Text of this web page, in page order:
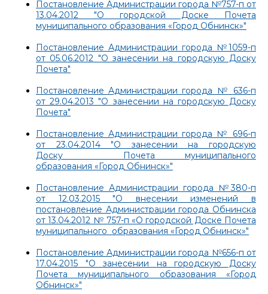
Постановление Администрации города №757-п от
13.04.2012 "О городской Доске Почета
муниципального образования «Город Обнинск»"
Постановление Администрации города №1059-п
от 05.06.2012 "О занесении на городскую Доску
Почета"
Постановление Администрации города № 636-п
от 29.04.2013 "О занесении на городскую Доску
Почета"
Постановление Администрации города № 696-п
от 23.04.2014 "О занесении на городскую
Доску Почета муниципального
образования «Город Обнинск»"
Постановление Администрации города №380-п
от 12.03.2015 "О внесении изменений в
постановление Администрации города Обнинска
от 13.04.2012 № 757-п «О городской Доске Почета
муниципального образования «Город Обнинск»"
Постановление Администрации города №656-п от
17.04.2015 "О занесении на городскую Доску
Почета муниципального образования «Город
Обнинск»"